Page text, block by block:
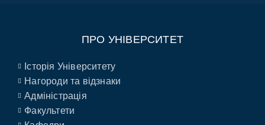
ПРО УНІВЕРСИТЕТ
Історія Університету
Нагороди та відзнаки
Адміністрація
Факультети